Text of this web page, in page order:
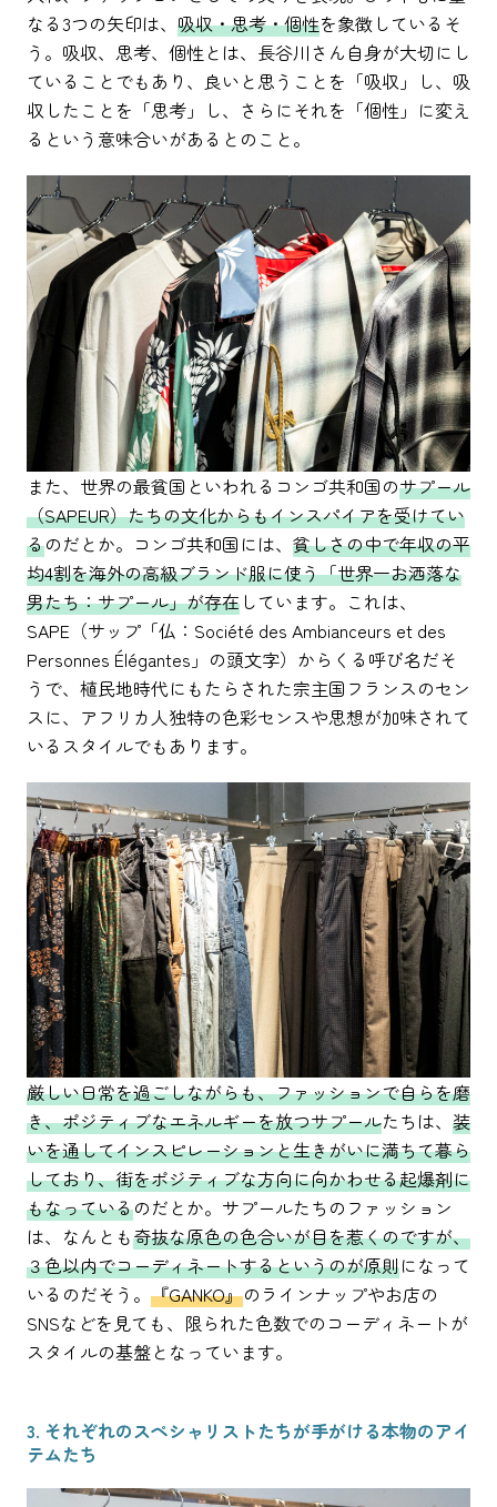
なる3つの矢印は、 吸収・思考・個性を象徴しているそ
う。吸収、思考、個性とは、長谷川さん自身が大切にし
ていることでもあり、良いと思うことを「吸収」し、吸
収したことを「思考」し、さらにそれを「個性」に変え
るという意味合いがあるとのこと。
また、世界の最貧国といわれるコンゴ共和国のサプール
（SAPEUR）たちの文化からもインスパイアを受けてい
るのだとか。コンゴ共和国には、 貧しさの中で年収の平
均4割を海外の高級ブランド服に使う「世界一お洒落な
男たち：サプール」が存在 しています。これは、
SAPE（サップ「仏：Société des Ambianceurs et des
Personnes Élégantes」の頭文字）からくる呼び名だそ
うで、植民地時代にもたらされた宗主国フランスのセン
スに、アフリカ人独特の色彩センスや思想が加味されて
いるスタイルでもあります。
厳しい日常を過ごしながらも、ファッションで自らを磨
き、ポジティブなエネルギーを放つサプールたちは、 装
いを通してインスピレーションと生きがいに満ちて暮ら
しており、街をポジティブな方向に向かわせる起爆剤に
もなっているのだとか。サプールたちのファッション
は、なんとも奇抜な原色の色合いが目を惹くのですが、
３色以内でコーディネートするというのが原則になって
いるのだそう。 『GANKO』のラインナップやお店の
SNSなどを見ても、限られた色数でのコーディネートが
スタイルの基盤となっています。
3. それぞれのスペシャリストたちが手がける本物のアイ
テムたち